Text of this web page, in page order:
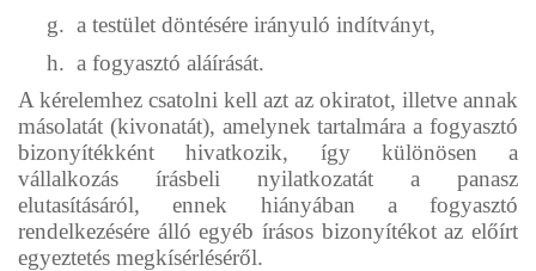
g. a testület döntésére irányuló indítványt,
h. a fogyasztó aláírását.
A kérelemhez csatolni kell azt az okiratot, illetve annak
másolatát (kivonatát), amelynek tartalmára a fogyasztó
bizonyítékként hivatkozik, így különösen a
vállalkozás írásbeli nyilatkozatát a panasz
elutasításáról, ennek hiányában a fogyasztó
rendelkezésére álló egyéb írásos bizonyítékot az előírt
egyeztetés megkísérléséről.